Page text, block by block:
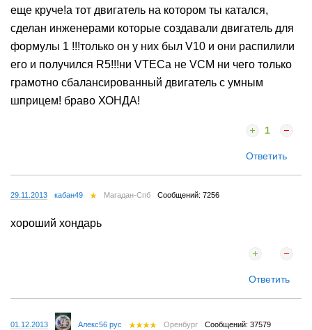
еще круче!а тот двигатель на котором ты катался,
сделан инженерами которые создавали двигатель для
формулы 1 !!!только он у них был V10 и они распилили
его и получился R5!!!ни VTECa не VCM ни чего только
грамотно сбалансированный двигатель с умным
шприцем! браво ХОНДА!
1
Ответить
29.11.2013 кабан49 Магадан-Спб Сообщений: 7256
хороший хондарь
Ответить
01.12.2013 Алекс56 рус Оренбург Сообщений: 37579